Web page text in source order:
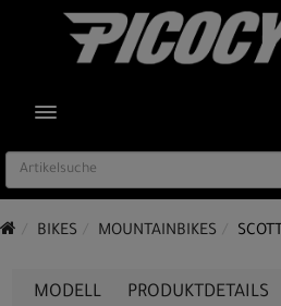
TOGGLE NAVIGATION
BIKES MOUNTAINBIKES SCOTT
MODELL PRODUKTDETAILS